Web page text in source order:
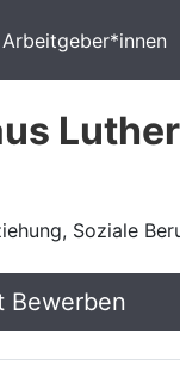
Arbeitgeber*innen
Soziale
Bewerben